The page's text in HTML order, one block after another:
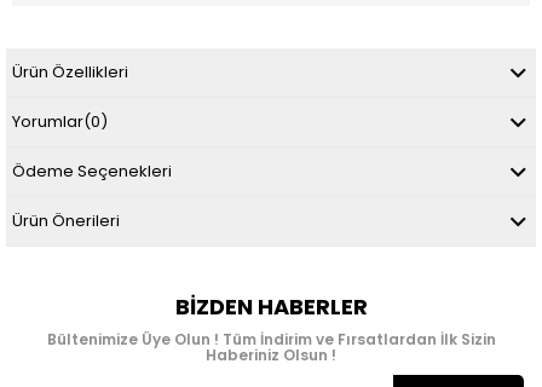
Ürün Özellikleri
Yorumlar(0)
Ödeme Seçenekleri
Ürün Önerileri
BIZDEN HABERLER
Bültenimize Üye Olun ! Tüm İndirim ve Fırsatlardan İlk Sizin
Haberiniz Olsun !